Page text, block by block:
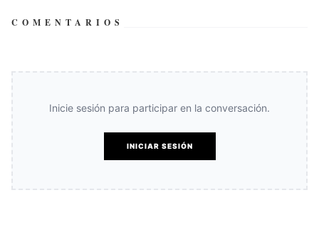
COMENTARIOS
Inicie sesión para participar en la conversación.
INICIAR SESIÓN